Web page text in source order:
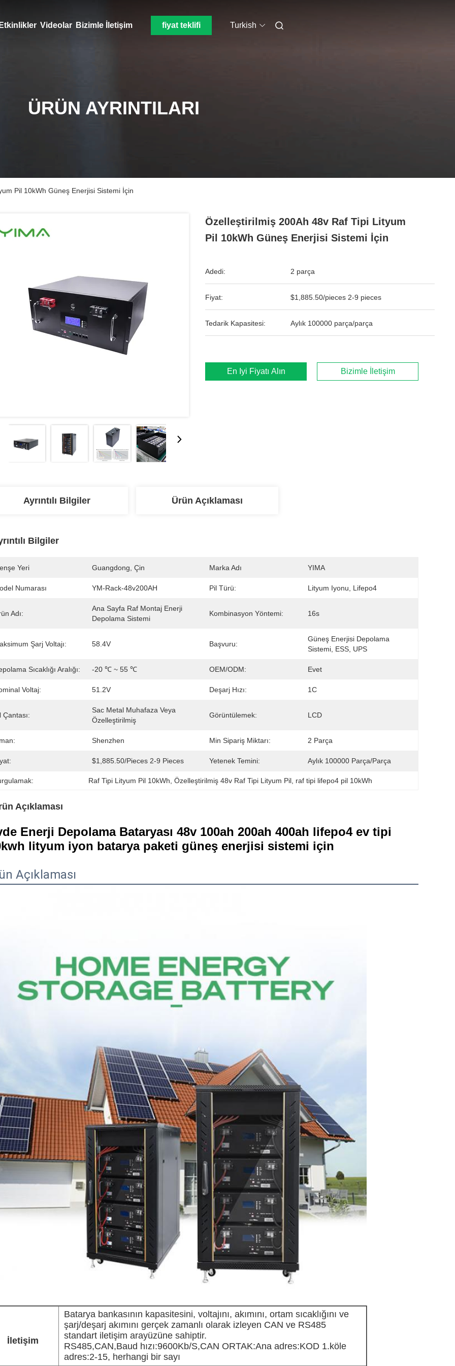
Etkinlikler Videolar Bizimle İletişim fiyat teklifi Turkish
ÜRÜN AYRINTILARI
Pil 10kWh Güneş Enerjisi Sistemi İçin
Özelleştirilmiş 200Ah 48v Raf Tipi Lityum
Pil 10kWh Güneş Enerjisi Sistemi İçin
Adedi: 2 parça
Fiyat: $1,885.50/pieces 2-9 pieces
Tedarik Kapasitesi: Aylık 100000 parça/parça
En İyi Fiyatı Alın Bizimle İletişim
Ayrıntılı Bilgiler Ürün Açıklaması
Bilgiler
Yeri Guangdong, Çin Marka Adı YIMA
Numarası YM-Rack-48v200AH Pil Türü: Lityum Iyonu, Lifepo4
Adı:
Ana Sayfa Raf Montaj Enerji
Depolama Sistemi
Kombinasyon Yöntemi: 16s
Şarj Voltajı: 58.4V Başvuru:
Güneş Enerjisi Depolama
Sistemi, ESS, UPS
Sıcaklığı Aralığı: -20 ℃ ~ 55 ℃ OEM/ODM: Evet
Voltaj: 51.2V Deşarj Hızı: 1C
Çantası:
Sac Metal Muhafaza Veya
Özelleştirilmiş
Görüntülemek: LCD
Shenzhen Min Sipariş Miktarı: 2 Parça
$1,885.50/pieces 2-9 Pieces Yetenek Temini: Aylık 100000 Parça/parça
Raf Tipi Lityum Pil 10kWh , Özelleştirilmiş 48v Raf Tipi Lityum Pil raf tipi lifepo4 pil 10kWh
Açıklaması
Enerji Depolama Bataryası 48v 100ah 200ah 400ah lifepo4 ev tipi
lityum iyon batarya paketi güneş enerjisi sistemi için
Açıklaması
İletişim
Batarya bankasının kapasitesini, voltajını, akımını, ortam sıcaklığını ve
şarj/deşarj akımını gerçek zamanlı olarak izleyen CAN ve RS485
standart iletişim arayüzüne sahiptir.
RS485,CAN,Baud hızı:9600Kb/S,CAN ORTAK:Ana adres:KOD 1.köle
adres:2-15, herhangi bir sayı